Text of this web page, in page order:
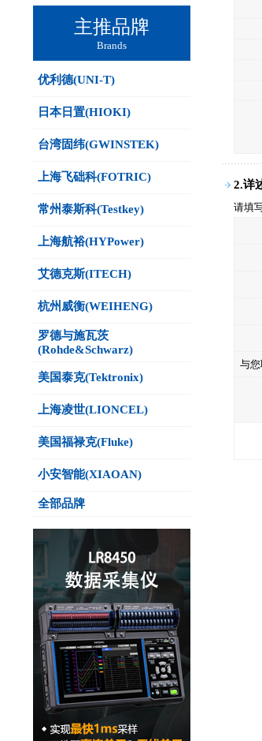
主推品牌
Brands
优利德(UNI-T)
日本日置(HIOKI)
台湾固纬(GWINSTEK)
上海飞础科(FOTRIC)
常州泰斯科(Testkey)
上海航裕(HYPower)
艾德克斯(ITECH)
杭州威衡(WEIHENG)
罗德与施瓦茨
(Rohde&Schwarz)
美国泰克(Tektronix)
上海凌世(LIONCEL)
美国福禄克(Fluke)
小安智能(XIAOAN)
全部品牌
2.详
请填
与